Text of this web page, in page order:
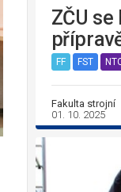
ZČU
FF FST
Fakulta strojní
01. 10. 2025